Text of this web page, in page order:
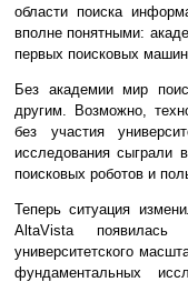
области поиска
вполне понятными:
первых поисковых машин.
Без академии мир
другим. Возможно,
без участия
исследования сыграли
поисковых роботов и
Теперь ситуация
AltaVista
университетского
фундаментальных